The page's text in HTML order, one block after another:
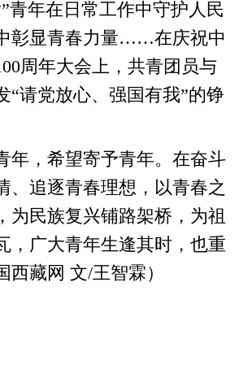
青年在日常工作中守护人民
彰显青春力量……在庆祝中
周年大会上，共青团员与
“请党放心、强国有我”的铮
，希望寄予青年。在奋斗
、追逐青春理想，以青春之
为民族复兴铺路架桥，为祖
，广大青年生逢其时，也重
西藏网 文/王智霖）